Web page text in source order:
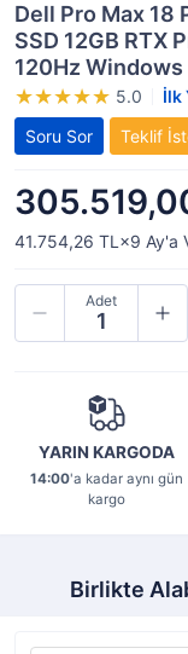
Dell Pro Max 18
SSD 12GB RTX
120Hz Windows
5.0
İlk
Soru Sor
Teklif
41.754,26 TL×9 Ay'a
Adet
YARIN KARGODA
14:00'a kadar aynı gün
kargo
Birlikte